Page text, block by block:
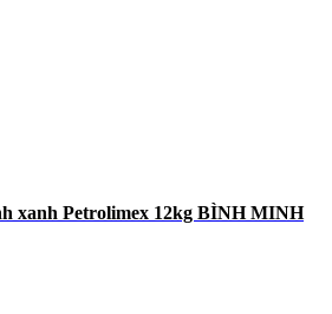
xanh Petrolimex 12kg BÌNH MINH